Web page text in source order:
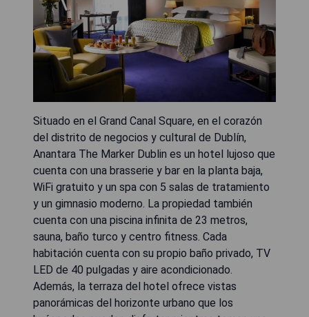
Situado en el Grand Canal Square, en el corazón
del distrito de negocios y cultural de Dublín,
Anantara The Marker Dublin es un hotel lujoso que
cuenta con una brasserie y bar en la planta baja,
WiFi gratuito y un spa con 5 salas de tratamiento
y un gimnasio moderno. La propiedad también
cuenta con una piscina infinita de 23 metros,
sauna, baño turco y centro fitness. Cada
habitación cuenta con su propio baño privado, TV
LED de 40 pulgadas y aire acondicionado.
Además, la terraza del hotel ofrece vistas
panorámicas del horizonte urbano que los